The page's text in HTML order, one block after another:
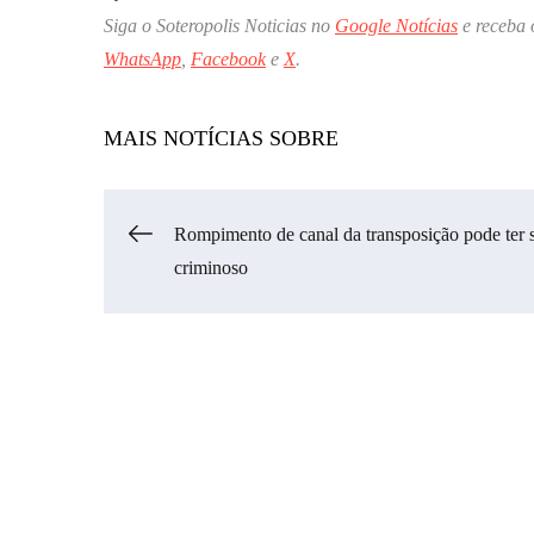
Siga o Soteropolis Noticias no Google Notícias e receba
WhatsApp Facebook e X.
MAIS NOTÍCIAS SOBRE
Navegação
Rompimento de canal da transposição pode ter
criminoso